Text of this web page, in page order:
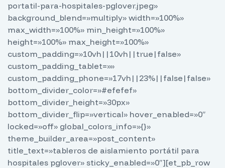
portatil-para-hospitales-pglover.jpeg»
background_blend=»multiply» width=»100%»
max_width=»100%» min_height=»100%»
height=»100%» max_height=»100%»
custom_padding=»10vh||10vh||true|false»
custom_padding_tablet=»»
custom_padding_phone=»17vh||23%||false|false»
bottom_divider_color=»#efefef»
bottom_divider_height=»30px»
bottom_divider_flip=»vertical» hover_enabled=»0″
locked=»off» global_colors_info=»{}»
theme_builder_area=»post_content»
title_text=»tableros de aislamiento portátil para
hospitales pglover» sticky_enabled=»0″][et_pb_row